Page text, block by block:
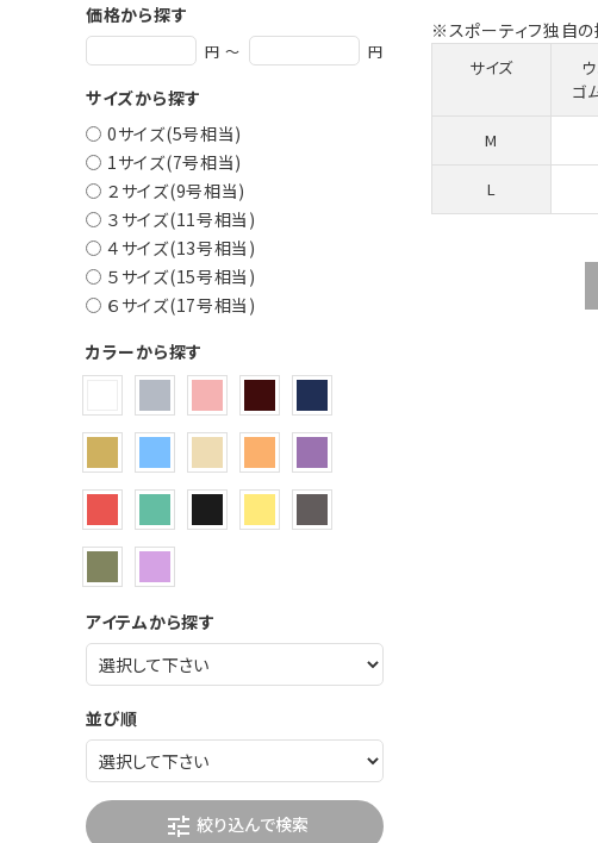
価格から探す
円 ～ 円
サイズから探す
0サイズ(5号相当)
1サイズ(7号相当)
２サイズ(9号相当)
３サイズ(11号相当)
４サイズ(13号相当)
５サイズ(15号相当)
６サイズ(17号相当)
カラーから探す
アイテムから探す
並び順
tune 絞り込んで検索
※スポーティフ独自の
サイズ
ゴ
M
L